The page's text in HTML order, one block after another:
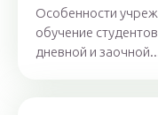
Особенности
обучение
дневной и